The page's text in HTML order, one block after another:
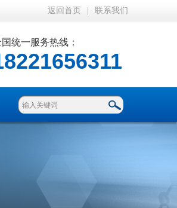
返回首页 联系我们
统一服务热线：